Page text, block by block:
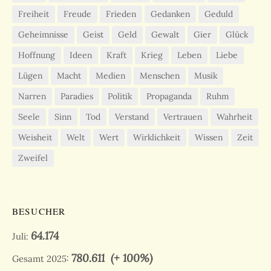
Freiheit Freude Frieden Gedanken
Geduld
Geheimnisse
Geist Geld Gewalt Gier
Glück
Hoffnung
Ideen Kraft Krieg Leben
Liebe
Lügen
Macht Medien Menschen
Musik
Narren
Paradies Politik Propaganda
Ruhm
Seele
Sinn Tod Verstand Vertrauen
Wahrheit
Weisheit
Welt Wert Wirklichkeit Wissen
Zeit
Zweifel
BESUCHER
Juli: 64.174
Gesamt 2025: 780.611(+ 100%)